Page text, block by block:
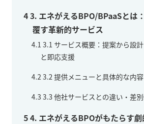
43. エネがえるBPO/BPaaSとは
覆す革新的サービス
4.1 3.1 サービス概要：提案から設
と即応支援
4.2 3.2 提供メニューと具体的な内
4.3 3.3 他社サービスとの違い・差
54. エネがえるBPOがもたらす